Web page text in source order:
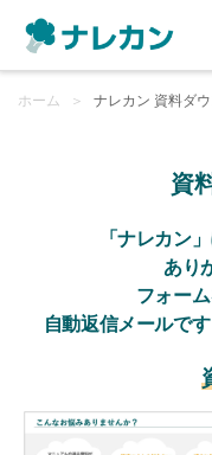
ご利用プラン
ご利用企業様の声
セキュリティ
よくある質問
ホーム ＞ ナレカン 資料ダ
資
「ナレカン
あり
フォー
自動返信メールで